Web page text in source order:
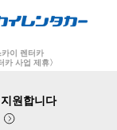
카이 렌터카
카 사업 제휴〉
원합니다